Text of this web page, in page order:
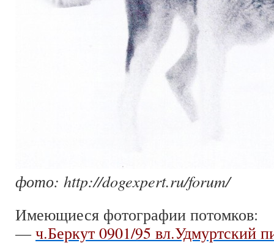
фото: http://dogexpert.ru/forum/
Имеющиеся фотографии потомков:
— ч.Беркут 0901/95 вл.Удмуртский